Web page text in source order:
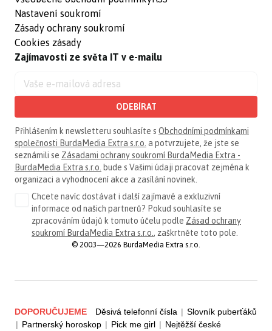
Nastavení soukromí
Zásady ochrany soukromí
Cookies zásady
Zajímavosti ze světa IT v e-mailu
ODEBÍRAT
Přihlášením k newsletteru souhlasíte s Obchodními podmínkami
společnosti BurdaMedia Extra s.r.o. a potvrzujete, že jste se
seznámili se Zásadami ochrany soukromí BurdaMedia Extra -
BurdaMedia Extra s.r.o. bude s Vašimi údaji pracovat zejména k
organizaci a vyhodnocení akce a zasílání novinek.
Chcete navíc dostávat i další zajímavé a exkluzivní
informace od našich partnerů? Pokud souhlasíte se
zpracováním údajů k tomuto účelu podle Zásad ochrany
soukromí BurdaMedia Extra s.r.o. , zaškrtněte toto pole.
© 2003—2026 BurdaMedia Extra s.r.o.
DOPORUČUJEME Děsivá telefonní čísla | Slovník puberťáků
| Partnerský horoskop | Pick me girl | Nejtěžší české